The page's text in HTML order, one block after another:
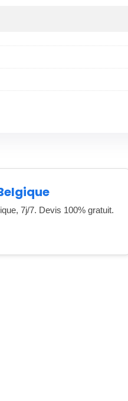
7j/7. Devis 100% gratuit.